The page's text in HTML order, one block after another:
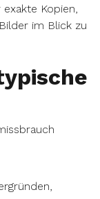
Kopien,
im Blick zu